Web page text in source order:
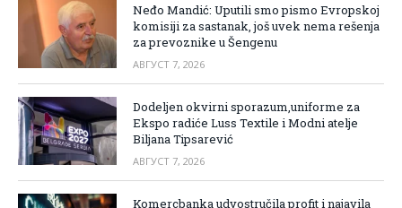
Neđo Mandić: Uputili smo pismo Evropskoj
komisiji za sastanak, još uvek nema rešenja
za prevoznike u Šengenu
АВГУСТ 7, 2026
Dodeljen okvirni sporazum,uniforme za
Ekspo radiće Luss Textile i Modni atelje
Biljana Tipsarević
АВГУСТ 7, 2026
Komercbanka udvostručila profit i najavila